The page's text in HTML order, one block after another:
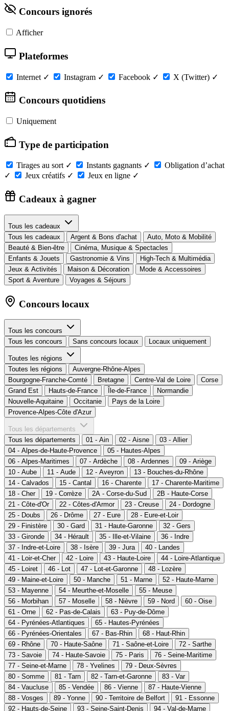
Concours ignorés
Afficher
Plateformes
Internet ✓ Instagram ✓ Facebook ✓ X (Twitter) ✓
Concours quotidiens
Uniquement
Type de participation
Tirages au sort ✓ Instants gagnants ✓
Obligation d’achat
✓
Jeux créatifs ✓ Jeux en ligne ✓
Cadeaux à gagner
Tous les cadeaux
Tous les cadeaux
Argent & Bons d'achat
Auto, Moto & Mobilité
Beauté & Bien-être
Cinéma, Musique & Spectacles
Enfants & Jouets
Gastronomie & Vins
High-Tech & Multimédia
Jeux & Activités
Maison & Décoration
Mode & Accessoires
Sport & Aventure
Voyages & Séjours
Concours locaux
Tous les concours
Tous les concours
Sans concours locaux Locaux uniquement
Toutes les régions
Toutes les régions
Auvergne-Rhône-Alpes
Bourgogne-Franche-Comté
Bretagne Centre-Val de Loire
Corse
Grand Est
Hauts-de-France Île-de-France
Normandie
Nouvelle-Aquitaine
Occitanie
Pays de la Loire
Provence-Alpes-Côte d'Azur
Tous les départements
Tous les départements
01 - Ain 02 - Aisne
03 - Allier
04 - Alpes-de-Haute-Provence
05 - Hautes-Alpes
06 - Alpes-Maritimes
07 - Ardèche 08 - Ardennes
09 - Ariège
10 - Aube
11 - Aude 12 - Aveyron
13 - Bouches-du-Rhône
14 - Calvados
15 - Cantal 16 - Charente
17 - Charente-Maritime
18 - Cher
19 - Corrèze 2A - Corse-du-Sud
2B - Haute-Corse
21 - Côte-d'Or
22 - Côtes-d'Armor 23 - Creuse
24 - Dordogne
25 - Doubs
26 - Drôme 27 - Eure
28 - Eure-et-Loir
29 - Finistère
30 - Gard 31 - Haute-Garonne
32 - Gers
33 - Gironde
34 - Hérault 35 - Ille-et-Vilaine
36 - Indre
37 - Indre-et-Loire
38 - Isère 39 - Jura
40 - Landes
41 - Loir-et-Cher
42 - Loire 43 - Haute-Loire
44 - Loire-Atlantique
45 - Loiret
46 - Lot 47 - Lot-et-Garonne
48 - Lozère
49 - Maine-et-Loire
50 - Manche 51 - Marne
52 - Haute-Marne
53 - Mayenne
54 - Meurthe-et-Moselle
55 - Meuse
56 - Morbihan
57 - Moselle 58 - Nièvre 59 - Nord
60 - Oise
61 - Orne
62 - Pas-de-Calais
63 - Puy-de-Dôme
64 - Pyrénées-Atlantiques
65 - Hautes-Pyrénées
66 - Pyrénées-Orientales
67 - Bas-Rhin
68 - Haut-Rhin
69 - Rhône
70 - Haute-Saône 71 - Saône-et-Loire
72 - Sarthe
73 - Savoie
74 - Haute-Savoie 75 - Paris
76 - Seine-Maritime
77 - Seine-et-Marne
78 - Yvelines
79 - Deux-Sèvres
80 - Somme
81 - Tarn 82 - Tarn-et-Garonne
83 - Var
84 - Vaucluse
85 - Vendée 86 - Vienne
87 - Haute-Vienne
88 - Vosges
89 - Yonne 90 - Territoire de Belfort
91 - Essonne
92 - Hauts-de-Seine
93 - Seine-Saint-Denis
94 - Val-de-Marne